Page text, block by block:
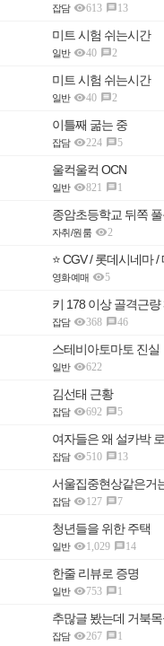
잡담 613 13
미트 시험 쉬는시간
일반 40 2
미트 시험 쉬는시간
일반 40 2
이틀째 굶는 중
잡담 224 5
울컥울컥 OCN
일반 821 1
종암초등학교 뒤쪽
자취/원룸 2
⭐️ CGV / 롯데시네마
영화예매 5
키 178 이상 골격근
잡담 368 46
스테비아토마토 진실
일반 622
김선태 근황
잡담 692 5
여자들은 왜 설카박
잡담 510 13
서울집중현상같은거
잡담 127 7
청년들을 위한 주택
일반 1,029 14
한줄 리뷰로 증명
일반 753 1
추많글 봤는데 거북
잡담 267 1